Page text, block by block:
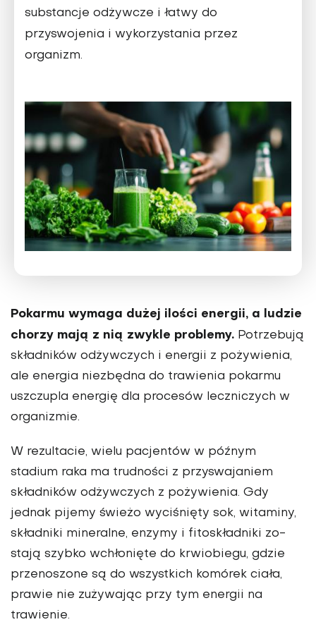
substancje odżywcze i łatwy do
przyswojenia i wykorzystania przez
organizm.
Pokar­mu wymaga dużej ilości energii, a ludzie
chorzy mają z nią zwykle problemy. Po­trzebują
składników odżywczych i ener­gii z pożywienia,
ale energia niezbędna do trawienia pokarmu
uszczupla energię dla procesów leczniczych w
organizmie.
W rezultacie, wielu pacjentów w póź­nym
stadium raka ma trudności z przy­swajaniem
składników odżywczych z pożywienia. Gdy
jednak pijemy świeżo wyciśnięty sok, witaminy,
składniki mineralne, enzymy i fitoskładniki zo­
stają szybko wchłonięte do krwiobiegu, gdzie
przenoszone są do wszystkich komórek ciała,
prawie nie zużywa­jąc przy tym energii na
trawienie.